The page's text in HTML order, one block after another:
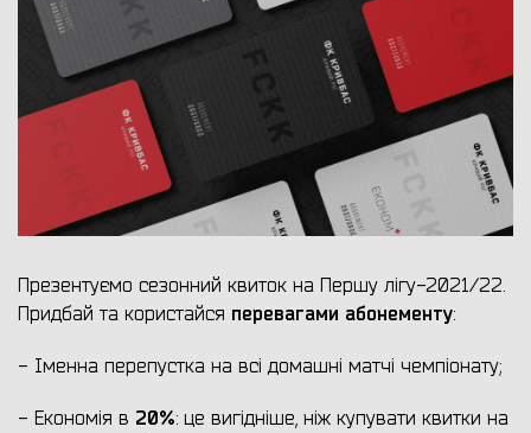
Презентуємо сезонний квиток на Першу лігу-2021/22.
Придбай та користайся перевагами абонементу:
- Іменна перепустка на всі домашні матчі чемпіонату;
- Економія в 20%: це вигідніше, ніж купувати квитки на